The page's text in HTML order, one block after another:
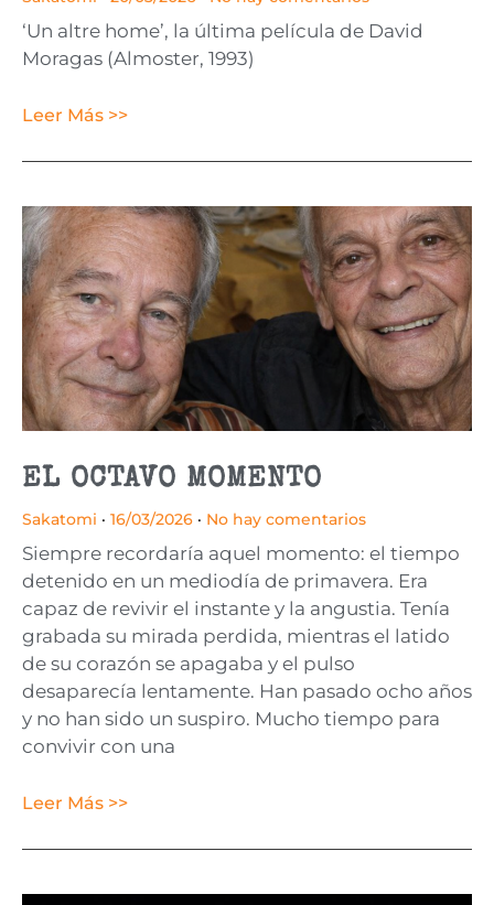
‘Un altre home’, la última película de David
Moragas (Almoster, 1993)
Leer Más >>
EL OCTAVO MOMENTO
Sakatomi 16/03/2026 No hay comentarios
Siempre recordaría aquel momento: el tiempo
detenido en un mediodía de primavera. Era
capaz de revivir el instante y la angustia. Tenía
grabada su mirada perdida, mientras el latido
de su corazón se apagaba y el pulso
desaparecía lentamente. Han pasado ocho años
y no han sido un suspiro. Mucho tiempo para
convivir con una
Leer Más >>